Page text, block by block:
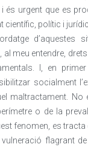
és urgent que es
científic, polític i
d’aquestes
al meu entendre,
I, en
socialment
maltractament. No
o de la
fenomen, es
flagrant